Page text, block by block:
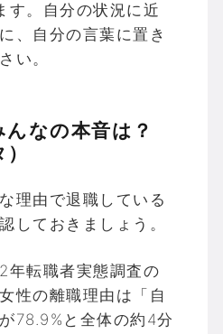
す。自分の状況に近
、自分の言葉に置き
い。
なの本音は？
理由で退職している
しておきましょう。
年転職者実態調査の
性の離職理由は「自
78.9%と全体の約4分